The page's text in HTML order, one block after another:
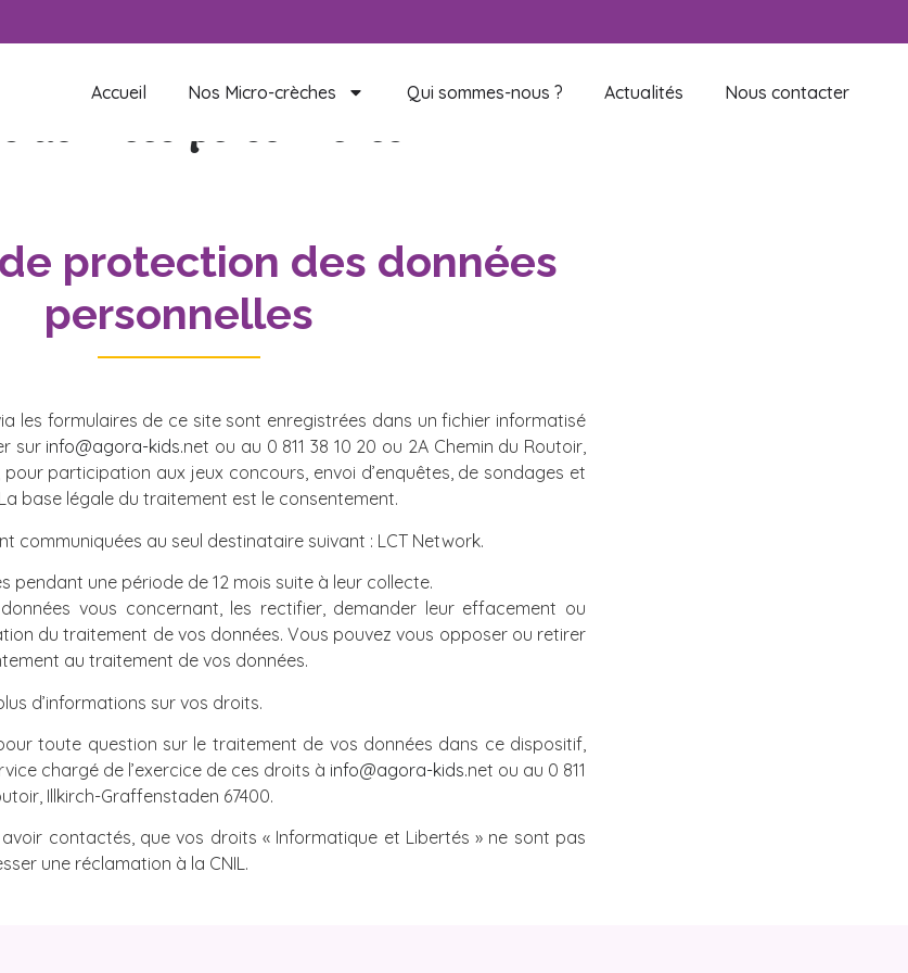
Accueil Nos Micro-crèches Qui sommes-nous ? Actualités Nous contacter
données personnelles
protection des données
personnelles
les formulaires de ce site sont enregistrées dans un fichier informatisé
sur info@agora-kids.net ou au 0 811 38 10 20 ou 2A Chemin du Routoir,
pour participation aux jeux concours, envoi d’enquêtes, de sondages et
base légale du traitement est le consentement.
communiquées au seul destinataire suivant : LCT Network.
pendant une période de 12 mois suite à leur collecte.
vous concernant, les rectifier, demander leur effacement ou
du traitement de vos données. Vous pouvez vous opposer ou retirer
au traitement de vos données.
d’informations sur vos droits.
toute question sur le traitement de vos données dans ce dispositif,
chargé de l’exercice de ces droits à info@agora-kids.net ou au 0 811
Illkirch-Graffenstaden 67400.
contactés, que vos droits « Informatique et Libertés » ne sont pas
une réclamation à la CNIL.